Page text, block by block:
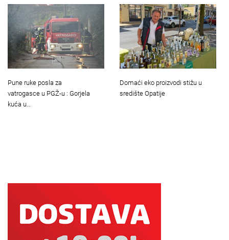
Pune ruke posla za
vatrogasce u PGŽ-u : Gorjela
kuća u…
Domaći eko proizvodi stižu u
središte Opatije